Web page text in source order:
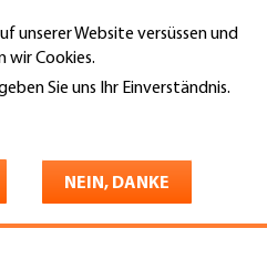
unserer Website versüssen und
wir Cookies.
Sie uns Ihr Einverständnis.
NEIN, DANKE